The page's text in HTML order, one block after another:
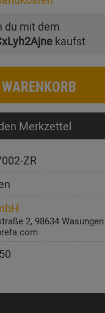
du mit dem
kaufst
Merkzettel
ZR
2, 98634 Wasungen